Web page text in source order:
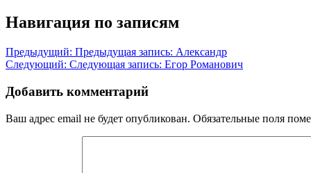
Навигация по записям
Предыдущий: Предыдущая запись: Александр
Следующий: Следующая запись: Егор Романович
Добавить комментарий
Ваш адрес email не будет опубликован. Обязательные поля